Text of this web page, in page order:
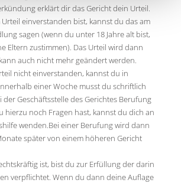
erklärt dir das Gericht dein Urteil.
einverstanden bist, kannst du das am
sagen (wenn du unter 18 Jahre alt bist,
Eltern zustimmen). Das Urteil wird dann
auch nicht mehr geändert werden.
nicht einverstanden, kannst du in
einer Woche musst du schriftlich
Geschäftsstelle des Gerichtes Berufung
hierzu noch Fragen hast, kannst du dich an
wenden.Bei einer Berufung wird dann
später von einem höheren Gericht
ist, bist du zur Erfüllung der darin
verpflichtet. Wenn du dann deine Auflage